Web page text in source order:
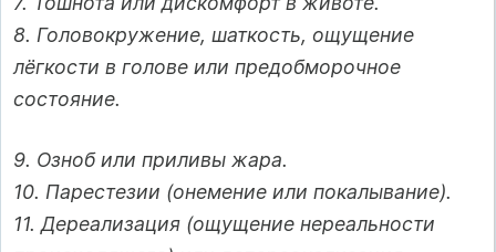
8. Головокружение, шаткость, ощущение
лёгкости в голове или предобморочное
состояние.
9. Озноб или приливы жара.
10. Парестезии (онемение или покалывание).
11. Дереализация (ощущение нереальности